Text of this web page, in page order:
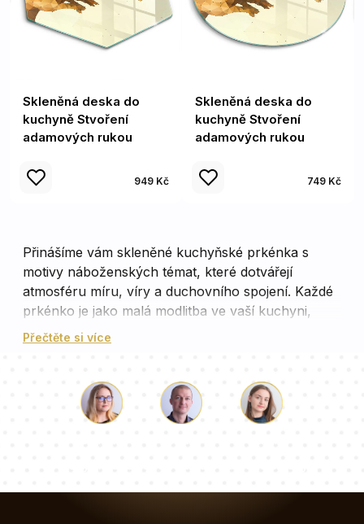
Skleněná deska do
kuchyně Stvoření
adamových rukou
949 Kč
Skleněná deska do
kuchyně Stvoření
adamových rukou
749 Kč
Přinášíme vám skleněné kuchyňské prkénka s
motivy náboženských témat, které dotvářejí
atmosféru míru, víry a duchovního spojení. Každé
prkénko je jako malá modlitba ve vaší kuchyni,
která přináší klid a harmonii do vašeho
zvláštní duchovní rozměr.
Přečtěte si více